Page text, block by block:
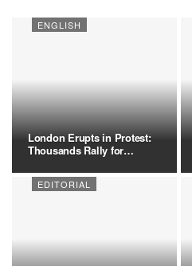
ENGLISH
London Erupts in Protest:
Thousands Rally for
EDITORIAL